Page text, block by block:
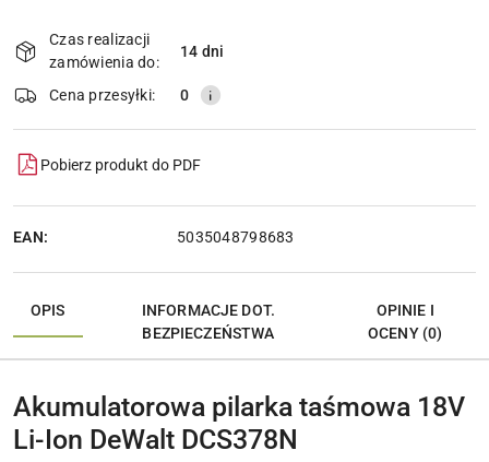
Wyślij
dostawa
Czas realizacji
zamówienia do:
14 dni
Cena przesyłki: 0
Pobierz produkt do PDF
EAN: 5035048798683
OPIS
INFORMACJE DOT.
BEZPIECZEŃSTWA
OPINIE I
OCENY (0)
Akumulatorowa pilarka taśmowa 18V
Li-Ion DeWalt DCS378N